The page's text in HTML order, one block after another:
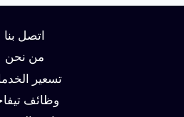
اتصل بنا
من نحن
تسعير
وظائف